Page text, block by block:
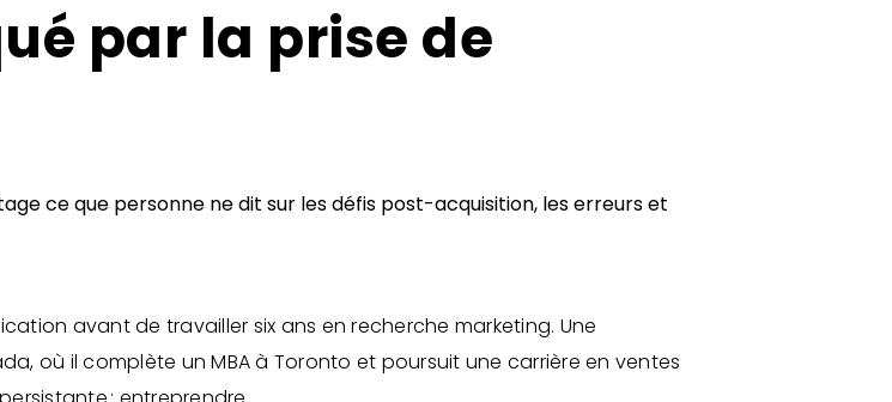
par la prise de
avant de travailler six ans en recherche marketing. Une
où il complète un MBA à Toronto et poursuit une carrière en ventes